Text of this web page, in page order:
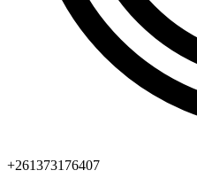
+261373176407